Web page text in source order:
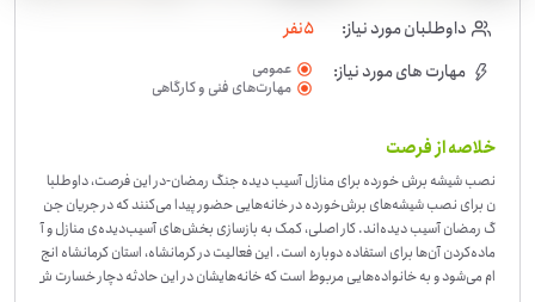
داوطلبان مورد نیاز:
5نفر
مهارت های مورد نیاز:
عمومی
مهارت‌های فنی و کارگاهی
خلاصه از فرصت
نصب شیشه برش خورده برای منازل آسیب دیده جنگ رمضان-در این فرصت، داوطلبا
ن برای نصب شیشه‌های برش‌خورده در خانه‌هایی حضور پیدا می‌کنند که در جریان جن
گ رمضان آسیب دیده‌اند. کار اصلی، کمک به بازسازی بخش‌های آسیب‌دیده‌ی منازل و آ
ماده‌کردن آن‌ها برای استفاده دوباره است. این فعالیت در کرمانشاه، استان کرمانشاه انج
ام می‌شود و به خانواده‌هایی مربوط است که خانه‌هایشان در این حادثه دچار خسارت ش